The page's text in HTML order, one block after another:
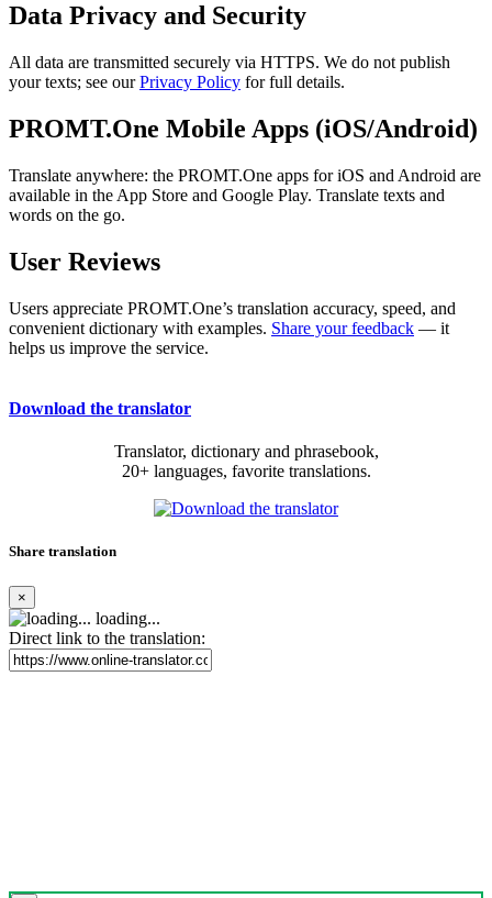
Data Privacy and Security
All data are transmitted securely via HTTPS. We do not publish
your texts; see ourPrivacy Policy for full details.
PROMT.One Mobile Apps (iOS/Android)
Translate anywhere: the PROMT.One apps for iOS and Android are
available in the App Store and Google Play. Translate texts and
words on the go.
User Reviews
Users appreciate PROMT.One’s translation accuracy, speed, and
convenient dictionary with examples. Share your feedback — it
helps us improve the service.
Download the translator
Translator, dictionary and phrasebook,
20+ languages, favorite translations.
Share translation
×
loading...
Direct link to the translation: